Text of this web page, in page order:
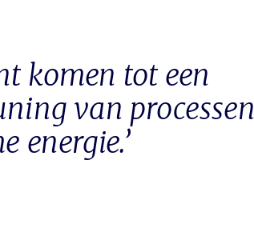
komen tot een
van processen
energie.’